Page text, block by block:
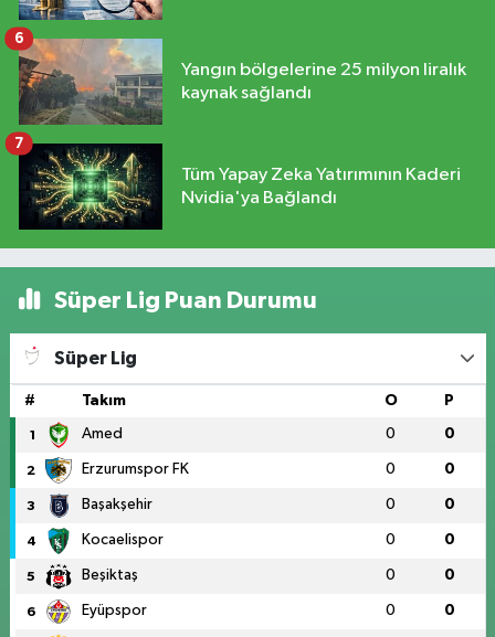
Yangın bölgelerine 25 milyon liralık
kaynak sağlandı
6
Tüm Yapay Zeka Yatırımının Kaderi
Nvidia'ya Bağlandı
7
Süper Lig Puan Durumu
Süper Lig
# Takım O P
1 Amed 0 0
2 Erzurumspor FK 0 0
3 Başakşehir 0 0
4 Kocaelispor 0 0
5 Beşiktaş 0 0
6 Eyüpspor 0 0